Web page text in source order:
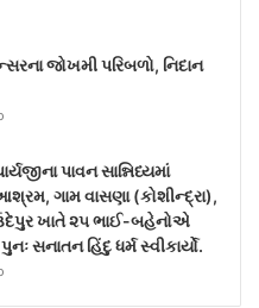
જોખમી પરિબળો, નિદાન
પાવન સાન્નિધ્યમાં
ગામ વાસણા (કોશીન્દ્રા),
ખાતે ૨૫ ભાઈ-બહેનોએ
સનાતન હિંદુ ધર્મ સ્વીકાર્યો.